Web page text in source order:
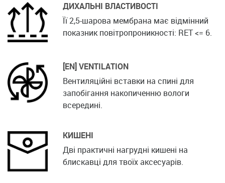
ДИХАЛЬНІ ВЛАСТИВОСТІ
Її 2,5-шарова мембрана має відмінний
показник повітропроникності: RET <= 6.
[EN] VENTILATION
Вентиляційні вставки на спині для
запобігання накопиченню вологи
всередині.
КИШЕНІ
Дві практичні нагрудні кишені на
блискавці для твоїх аксесуарів.